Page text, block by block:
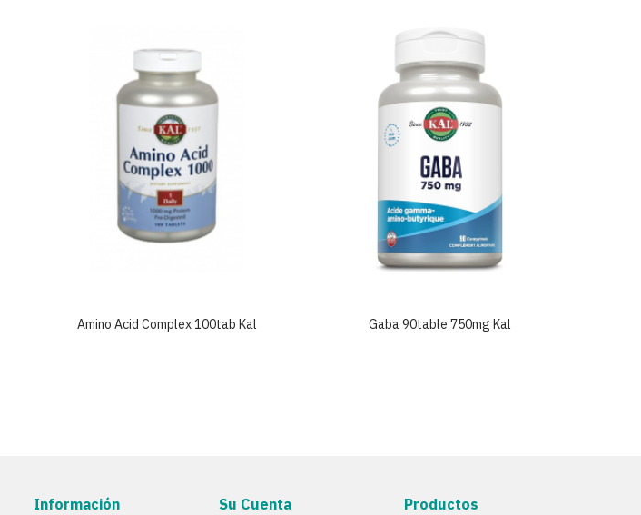
Amino Acid Complex 100tab Kal Gaba 90table 750mg Kal
Información Su Cuenta Productos